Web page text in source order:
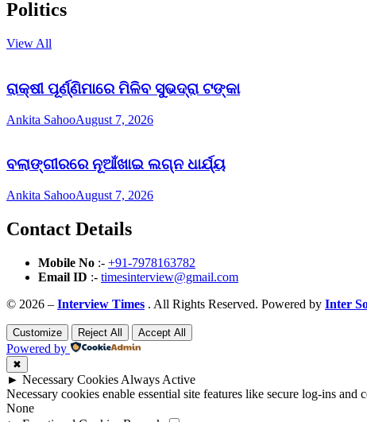
Politics
View All
ରାକ୍ଷୀ ପୂର୍ଣ୍ଣିମାରେ ମିଳିବ ସୁଭଦ୍ରା ଟଙ୍କା
Ankita SahooAugust 7, 2026
ବଲାଙ୍ଗୀରରେ ନୂଆଁଖାଇ ଲଗ୍ନ ଧାର୍ଯ୍ୟ
Ankita SahooAugust 7, 2026
Contact Details
Mobile No :- +91-7978163782
Email ID :- timesinterview@gmail.com
© 2026 – Interview Times . All Rights Reserved. Powered by Inter
Customize Reject All Accept All
Powered by
✖
► Necessary Cookies Always Active
Necessary cookies enable essential site features like secure log-ins
None